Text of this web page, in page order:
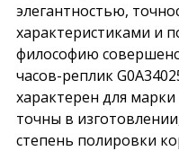
элегантностью,
характеристиками и
философию
часов-реплик
характерен для
точны в
степень полировки